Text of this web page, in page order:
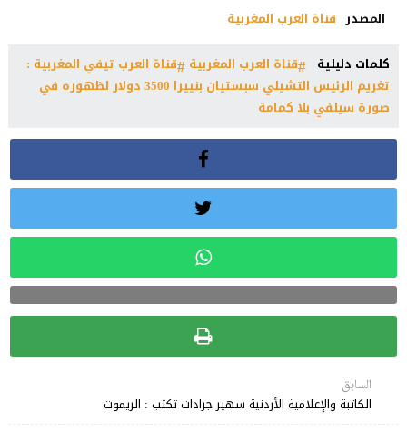
المصدر قناة العرب المغربية
كلمات دليلية
قناة العرب المغربية قناة العرب تيفي المغربية :
تغريم الرئيس التشيلي سبستيان بنييرا 3500 دولار لظهوره في
صورة سيلفي بلا كمامة
السابق
الكاتبة والإعلامية الأردنية سهير جرادات تكتب : الريموت